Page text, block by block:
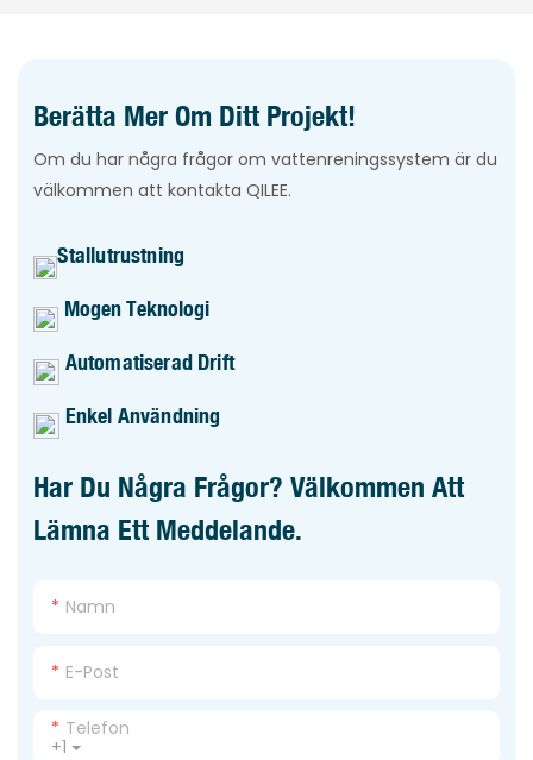
Berätta Mer Om Ditt Projekt!
Om du har några frågor om vattenreningssystem är du
välkommen att kontakta QILEE.
Stallutrustning
Mogen Teknologi
Automatiserad Drift
Enkel Användning
Har Du Några Frågor? Välkommen Att
Lämna Ett Meddelande.
Namn
E-Post
+1
Telefon